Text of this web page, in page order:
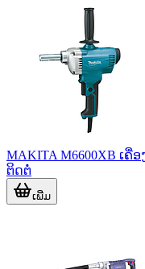
ຕົວຢ່າງຫນ້າງາ
ໃນຫນ້າງານກໍ່ສ້າງ ຫຼື ວ
ຕົກແຕ່ງ, ຂັດຜິວ, ຫຼື ເຂົ້າ
ຖ້າຫນ້າງານຂອງທ່ານເນັ້
MAKITA M6600XB ເຄື່
ຕິດຕໍ່
ເພີ່ມ